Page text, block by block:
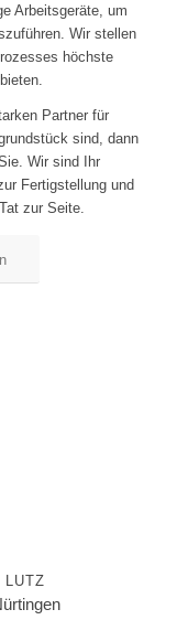
Arbeitsgeräte, um
Wir stellen
höchste
Partner für
sind, dann
Wir sind Ihr
Fertigstellung und
zur Seite.
LUTZ